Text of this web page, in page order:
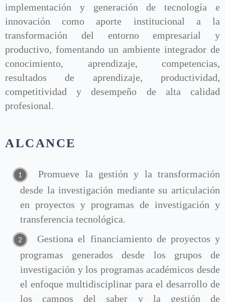
implementación y generación de tecnología e
innovación como aporte institucional a la
transformación del entorno empresarial y
productivo, fomentando un ambiente integrador de
conocimiento, aprendizaje, competencias,
resultados de aprendizaje, productividad,
competitividad y desempeño de alta calidad
profesional.
ALCANCE
Promueve la gestión y la transformación
desde la investigación mediante su articulación
en proyectos y programas de investigación y
transferencia tecnológica.
Gestiona el financiamiento de proyectos y
programas generados desde los grupos de
investigación y los programas académicos desde
el enfoque multidisciplinar para el desarrollo de
los campos del saber y la gestión de